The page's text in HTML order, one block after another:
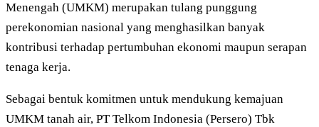
Menengah (UMKM) merupakan tulang punggung
perekonomian nasional yang menghasilkan banyak
kontribusi terhadap pertumbuhan ekonomi maupun serapan
tenaga kerja.
Sebagai bentuk komitmen untuk mendukung kemajuan
UMKM tanah air, PT Telkom Indonesia (Persero) Tbk